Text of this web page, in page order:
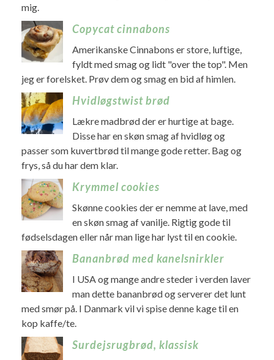
mig.
Copycat cinnabons
Amerikanske Cinnabons er store, luftige,
fyldt med smag og lidt "over the top". Men
jeg er forelsket. Prøv dem og smag en bid af himlen.
Hvidløgstwist brød
Lækre madbrød der er hurtige at bage.
Disse har en skøn smag af hvidløg og
passer som kuvertbrød til mange gode retter. Bag og
frys, så du har dem klar.
Krymmel cookies
Skønne cookies der er nemme at lave, med
en skøn smag af vanilje. Rigtig gode til
fødselsdagen eller når man lige har lyst til en cookie.
Bananbrød med kanelsnirkler
I USA og mange andre steder i verden laver
man dette bananbrød og serverer det lunt
med smør på. I Danmark vil vi spise denne kage til en
kop kaffe/te.
Surdejsrugbrød, klassisk